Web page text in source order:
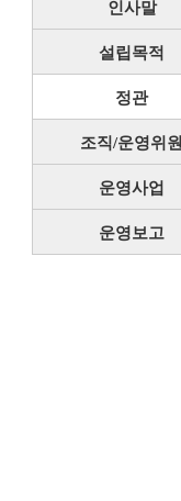
인사말
설립목적
정관
조직/운영위원
운영사업
운영보고